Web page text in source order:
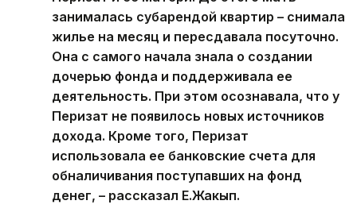
занималась субарендой квартир – снимала
жилье на месяц и пересдавала посуточно.
Она с самого начала знала о создании
дочерью фонда и поддерживала ее
деятельность. При этом осознавала, что у
Перизат не появилось новых источников
дохода. Кроме того, Перизат
использовала ее банковские счета для
обналичивания поступавших на фонд
денег, – рассказал Е.Жакып.